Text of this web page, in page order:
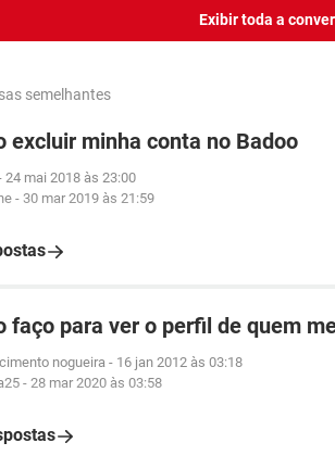
Exibir toda a
semelhantes
excluir minha conta no Badoo
24 mai 2018 às 23:00
- 30 mar 2019 às 21:59
faço para ver o perfil de quem
nogueira - 16 jan 2012 às 03:18
- 28 mar 2020 às 03:58